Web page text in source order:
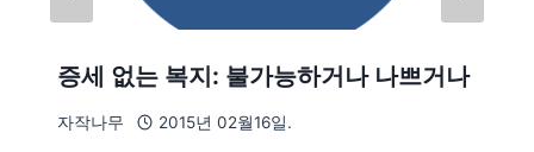
증세 없는 복지: 불가능하거나 나쁘거나
자작나무 2015년 02월16일.